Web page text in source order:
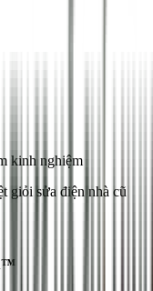
kinh nghiệm
giỏi sửa điện nhà cũ